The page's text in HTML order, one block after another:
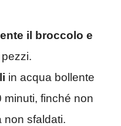
il broccolo e
in acqua bollente
minuti, finché non
non sfaldati.